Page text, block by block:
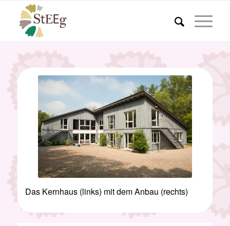
Das Kernhaus (links) mit dem Anbau (rechts)